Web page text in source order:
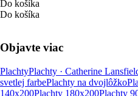
Do košíka
Do košíka
Objavte viac
PlachtyPlachty · Catherine
svetlej farbePlachty na dvojlôžko
140x200Plachty 180x200Plachty